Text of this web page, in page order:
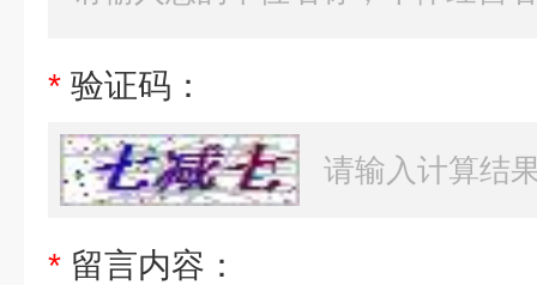
* 验证码：
* 留言内容：